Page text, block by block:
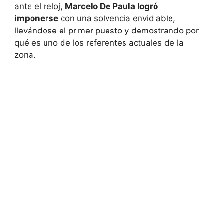
ante el reloj, Marcelo De Paula logró
imponerse con una solvencia envidiable,
llevándose el primer puesto y demostrando por
qué es uno de los referentes actuales de la
zona.